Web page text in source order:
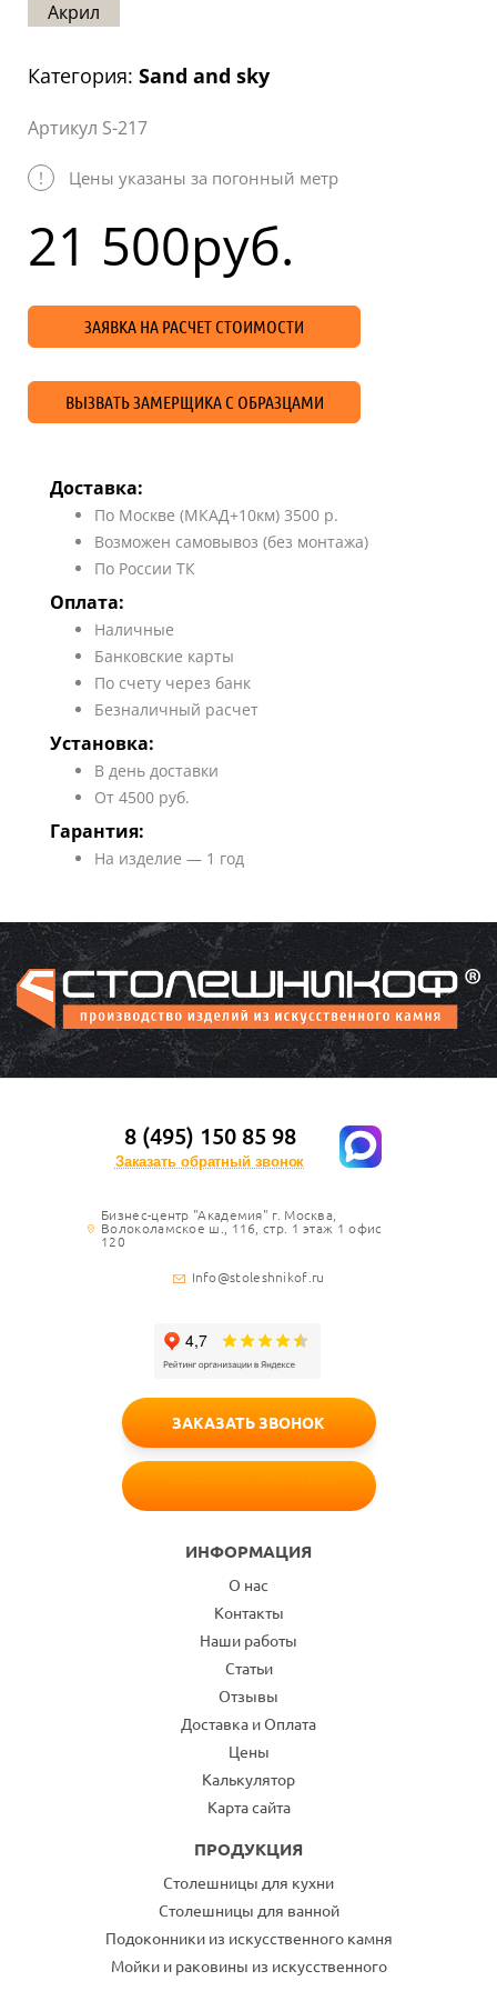
Карта
сайта
Акрил
Категория: Sand and sky
Артикул S-217
! Цены указаны за погонный метр
21 500руб.
ЗАЯВКА НА РАСЧЕТ СТОИМОСТИ
ВЫЗВАТЬ ЗАМЕРЩИКА С ОБРАЗЦАМИ
Доставка:
По Москве (МКАД+10км) 3500 р.
Возможен самовывоз (без монтажа)
По России ТК
Оплата:
Наличные
Банковские карты
По счету через банк
Безналичный расчет
Установка:
В день доставки
От 4500 руб.
Гарантия:
На изделие — 1 год
8 (495) 150 85 98
Заказать обратный звонок
Бизнес-центр "Академия" г. Москва,
Волоколамское ш., 116, стр. 1 этаж 1 офис
120
Info@stoleshnikof.ru
ИНФОРМАЦИЯ
О нас
Контакты
Наши работы
Статьи
Отзывы
Доставка и Оплата
Цены
Калькулятор
Карта сайта
ПРОДУКЦИЯ
Столешницы для кухни
Столешницы для ванной
Подоконники из искусственного камня
Мойки и раковины из искусственного
ЗАКАЗАТЬ ЗВОНОК